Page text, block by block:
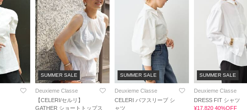
SUMMER SALE
Deuxieme Classe
【CELERI/セルリ】
GATHER ショートトップス
SUMMER SALE
Deuxieme Classe
CELERI パフスリーブ シ
ャツ
SUMMER SALE
Deuxieme Classe
DRESS FIT シャツ
¥17,820 40%OFF